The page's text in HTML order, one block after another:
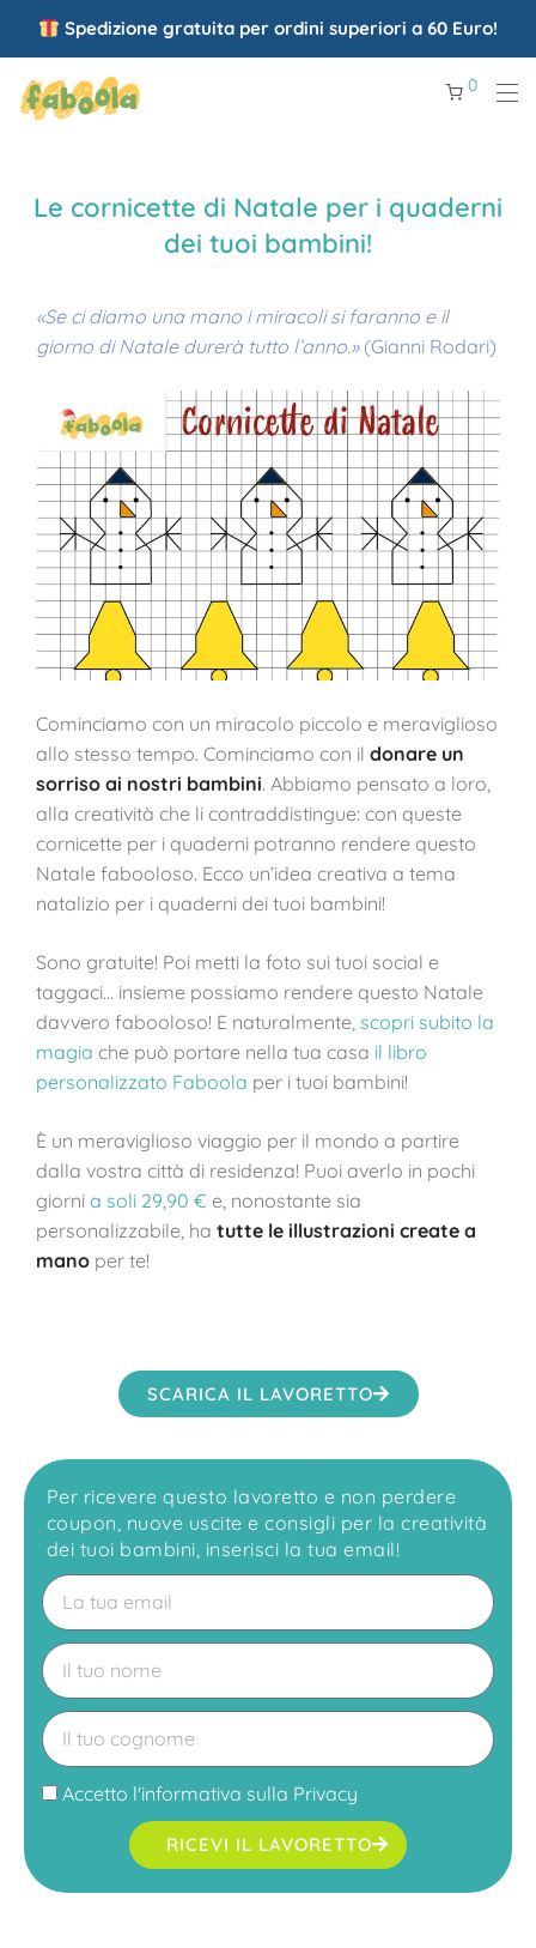
Spedizione gratuita per ordini superiori a 60 Euro!
0
Le cornicette di Natale per i quaderni
dei tuoi bambini!
«Se ci diamo una mano i miracoli si faranno e il
giorno di Natale durerà tutto l’anno.»(Gianni Rodari)
Cominciamo con un miracolo piccolo e meraviglioso
allo stesso tempo. Cominciamo con il donare un
sorriso ai nostri bambini. Abbiamo pensato a loro,
alla creatività che li contraddistingue: con queste
cornicette per i quaderni potranno rendere questo
Natale fabooloso. Ecco un’idea creativa a tema
natalizio per i quaderni dei tuoi bambini!
Sono gratuite! Poi metti la foto sui tuoi social e
taggaci… insieme possiamo rendere questo Natale
davvero fabooloso! E naturalmente, scopri subito la
magia che può portare nella tua casa il libro
personalizzato Faboola per i tuoi bambini!
È un meraviglioso viaggio per il mondo a partire
dalla vostra città di residenza! Puoi averlo in pochi
giorni a soli 29,90 € e, nonostante sia
personalizzabile, ha tutte le illustrazioni create a
mano per te!
SCARICA IL LAVORETTO
Per ricevere questo lavoretto e non perdere
coupon, nuove uscite e consigli per la creatività
dei tuoi bambini, inserisci la tua email!
Accetto l'informativa sulla Privacy
RICEVI IL LAVORETTO